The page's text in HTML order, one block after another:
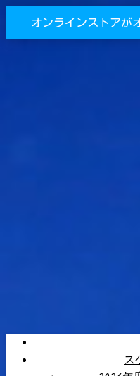
オンラインストアが
ス